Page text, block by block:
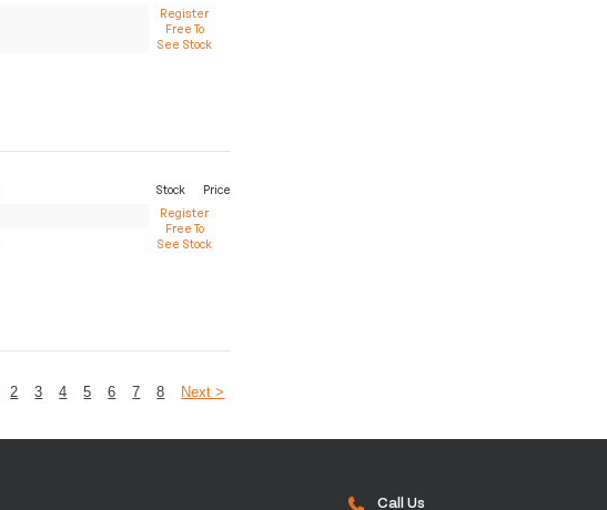
Register
Free To
See Stock
Stock
Price
Register
Free To
See Stock
2 3 4 5 6 7 8 Next >
Call Us